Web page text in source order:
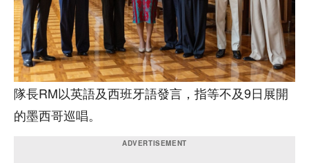
隊長RM以英語及西班牙語發言，指等不及9日展開
的墨西哥巡唱。